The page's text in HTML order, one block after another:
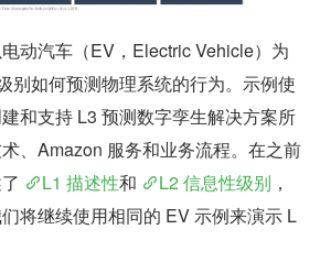
动汽车（EV，Electric Vehicle）为
别如何预测物理系统的行为。示例使
和支持 L3 预测数字孪生解决方案所
、Amazon 服务和业务流程。在之前
L1 描述性和 L2 信息性级别 ，
将继续使用相同的 EV 示例来演示 L